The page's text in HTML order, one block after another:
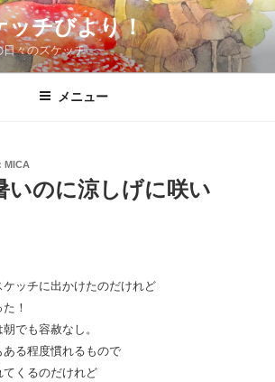
ッチびより！
々のスケッチ
メニュー
MICA
いのに涼しげに咲い
ッチに出かけたのだけれど
！
でも容赦なし。
る程度慣れるもので
くるのだけれど